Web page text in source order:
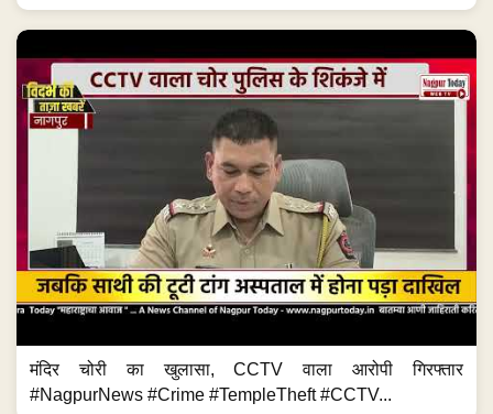
मंदिर चोरी का खुलासा, CCTV वाला आरोपी गिरफ्तार
#NagpurNews #Crime #TempleTheft #CCTV...